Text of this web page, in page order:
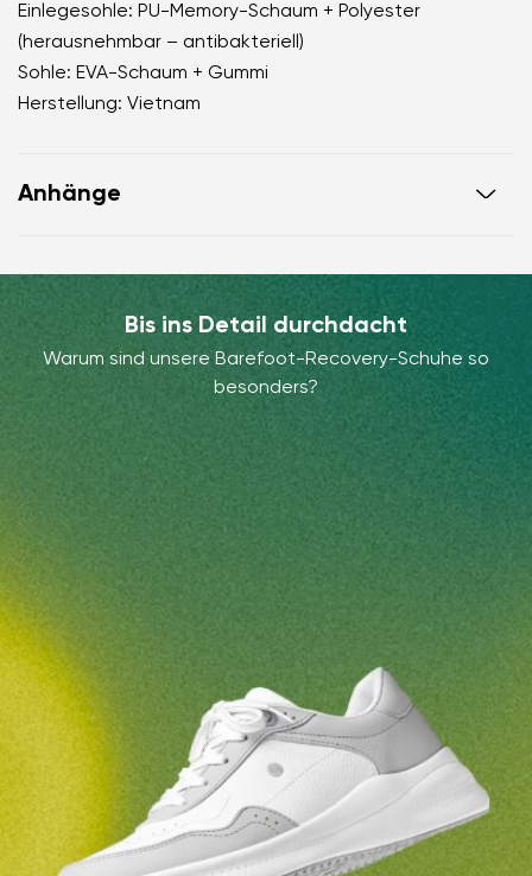
Einlegesohle: PU-Memory-Schaum + Polyester
(herausnehmbar – antibakteriell)
Sohle: EVA-Schaum + Gummi
Herstellung: Vietnam
Anhänge
Bis ins Detail durchdacht
Warum sind unsere Barefoot-Recovery-Schuhe so
besonders?
Ihr Vor- und Nachname
Deine E-Mail
Dein Name Variante
Bestellnummer